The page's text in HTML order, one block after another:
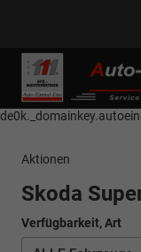
------------ Host Name :
selector1-aee-
Name :
Aktionen
Skoda
Verfügbarkeit, Art